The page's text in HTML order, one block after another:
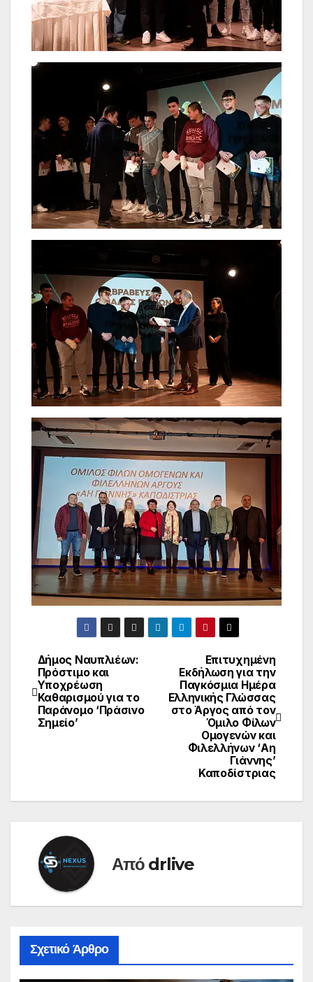
Επιτυχημένη
Εκδήλωση για την
Παγκόσμια Ημέρα
Ελληνικής Γλώσσας
στο Άργος από τον
Όμιλο Φίλων
Ομογενών και
Φιλελλήνων ‘Αη
Γιάννης’
Καποδίστριας
Δήμος Ναυπλιέων:
Πρόστιμο και
Υποχρέωση
Καθαρισμού για το
Παράνομο ‘Πράσινο
Σημείο’
Από drlive
Σχετικό Άρθρο